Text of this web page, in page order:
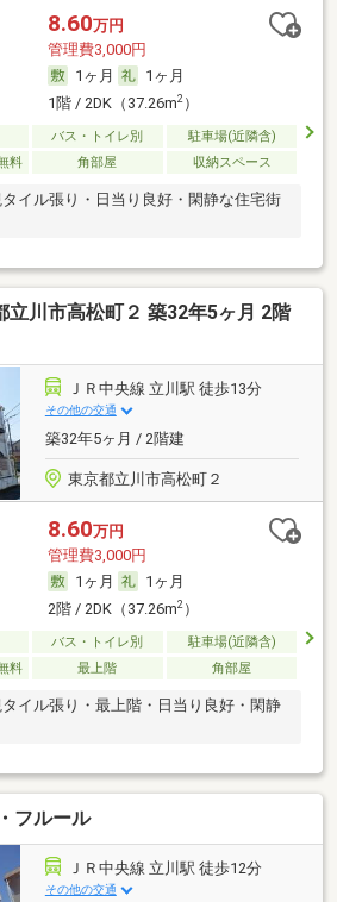
8.60万円
管理費3,000円
1ヶ月
1ヶ月
1階 / 2DK（37.26m2）
バス・トイレ別
駐車場(近隣含)
料
角部屋 収納スペース
イル張り・日当り良好・閑静な住宅街
立川市高松町２ 築32年5ヶ月 2階
ＪＲ中央線 立川駅 徒歩13分
その他の交通
築32年5ヶ月 / 2階建
東京都立川市高松町２
8.60万円
管理費3,000円
1ヶ月
1ヶ月
2階 / 2DK（37.26m2）
バス・トイレ別
駐車場(近隣含)
料
最上階 角部屋
イル張り・最上階・日当り良好・閑静
フルール
ＪＲ中央線 立川駅 徒歩12分
その他の交通